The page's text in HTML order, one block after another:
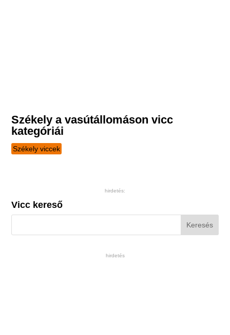
Székely a vasútállomáson vicc
kategóriái
Székely viccek
hirdetés:
Vicc kereső
hirdetés